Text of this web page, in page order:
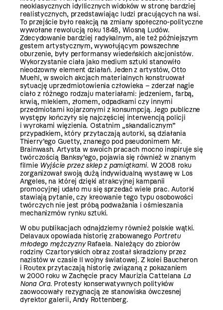
neoklasycznych idyllicznych widoków w stronę bardziej
realistycznych, przedstawiając ludzi pracujących na wsi.
To przejście było reakcją na zmiany społeczno-polityczne
wywołane rewolucją roku 1848, Wiosną Ludów.
Zdecydowanie bardziej radykalnym, ale też późniejszym
gestem artystycznym, wywołującym powszechne
oburzenie, były performansy wiedeńskich akcjonistów.
Wykorzystanie ciała jako medium sztuki stanowiło
nieodzowny element działań. Jeden z artystów, Otto
Muehl, w swoich akcjach materialnych konstruował
sytuację uprzedmiotowienia człowieka – zderzał nagie
ciało z różnego rodzaju materiałami: jedzeniem, farbą,
krwią, mlekiem, złomem, odpadkami czy innymi
przedmiotami kojarzonymi z konsumpcją. Jego publiczne
występy kończyły się najczęściej interwencją policji
i wyrokami więzienia. Ostatnim „skandalicznym”
przypadkiem, który przytaczają autorki, są działania
Thierry’ego Guetty, znanego pod pseudonimem Mr.
Brainwash. Artysta w swoich pracach mocno inspiruje się
twórczością Banksy’ego, pojawia się również w znanym
filmie Wyjście przez sklep z pamiątkami. W 2008 roku
zorganizował swoją dużą indywidualną wystawę w Los
Angeles, na której dzięki atrakcyjnej kampanii
promocyjnej udało mu się sprzedać wiele prac. Autorki
stawiają pytanie, czy kreowanie tego typu osobowości
twórczych nie jest próbą podważania i ośmieszania
mechanizmów rynku sztuki.
W obu publikacjach odnajdziemy również polskie wątki.
Delavaux opowiada historię zrabowanego Portretu
młodego mężczyznyRafaela. Należący do zbiorów
rodziny Czartoryskich obraz został skradziony przez
nazistów w czasie II wojny światowej. Z kolei Baucheron
i Routex przytaczają historię związaną z pokazaniem
w 2000 roku w Zachęcie pracy Maurizia Cattelana La
Nona Ora. Protesty konserwatywnych polityków
zaowocowały rezygnacją ze stanowiska ówczesnej
dyrektor galerii, Andy Rottenberg.